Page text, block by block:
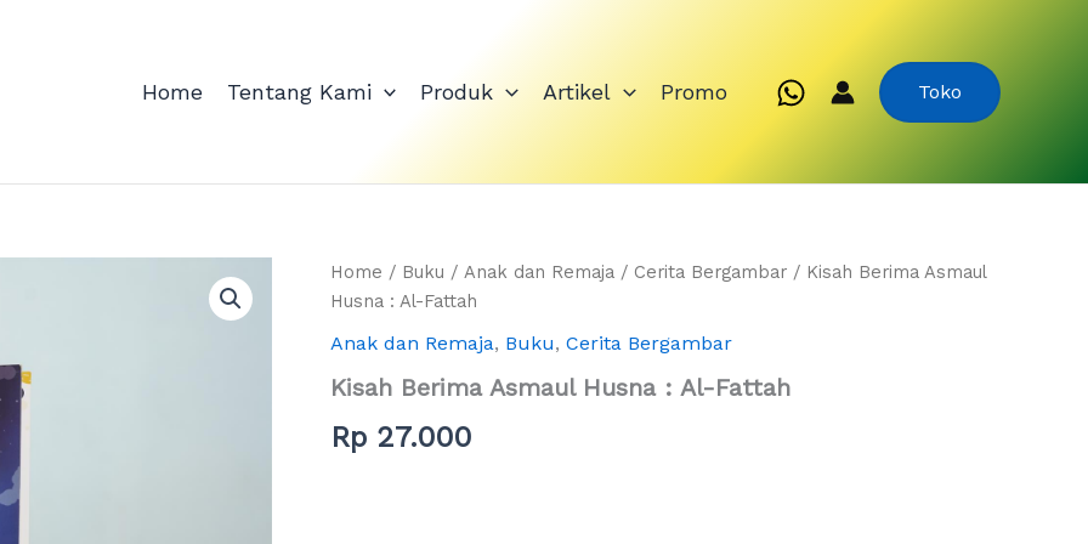
Home Tentang Kami Produk Artikel Promo Toko
Home / Buku / Anak dan Remaja / Cerita Bergambar / Kisah Berima Asmaul
Husna : Al-Fattah
Anak dan Remaja, Buku, Cerita Bergambar
Kisah Berima Asmaul Husna : Al-Fattah
Rp 27.000
Kisah
Berima
Husna
Al-
quantity